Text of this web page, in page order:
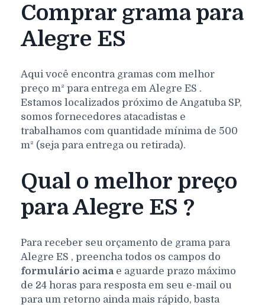
Comprar grama para
Alegre ES
Aqui você encontra gramas com melhor
preço m² para entrega em Alegre ES .
Estamos localizados próximo de Angatuba SP,
somos fornecedores atacadistas e
trabalhamos com quantidade mínima de 500
m² (seja para entrega ou retirada).
Qual o melhor preço
para Alegre ES ?
Para receber seu orçamento de grama para
Alegre ES , preencha todos os campos do
formulário acima e aguarde prazo máximo
de 24 horas para resposta em seu e-mail ou
para um retorno ainda mais rápido, basta